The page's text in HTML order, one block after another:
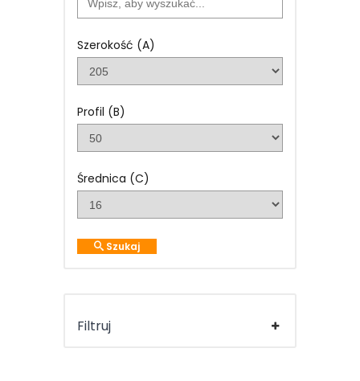
KONTAKT
ZALOGUJ
ZAREJESTRUJ
Szerokość (A)
Profil (B)
Średnica (C)
Szukaj
Filtruj